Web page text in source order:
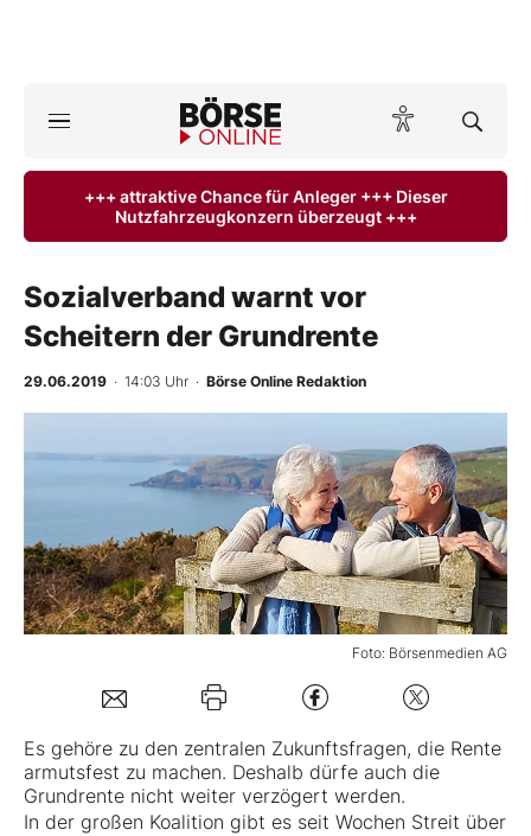
ktuelle Ausgabe BÖRSE ONLINE lesen
Anlageprodukte
Finanz-Check
BO-Musterdepots
Mein B:O
Folgen Sie uns
Kontakt
+++ attraktive Chance für Anleger +++ Dieser
Nutzfahrzeugkonzern überzeugt +++
Sozialverband warnt vor
Scheitern der Grundrente
29.06.2019 · 14:03 Uhr · Börse Online Redaktion
Foto: Börsenmedien AG
Es gehöre zu den zentralen Zukunftsfragen, die Rente
armutsfest zu machen. Deshalb dürfe auch die
Grundrente nicht weiter verzögert werden.
In der großen Koalition gibt es seit Wochen Streit über